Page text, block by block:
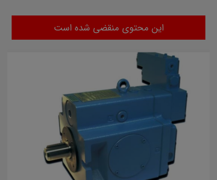
این محتوی منقضی شده است